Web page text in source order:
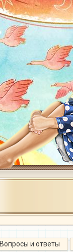
Вопросы и ответы